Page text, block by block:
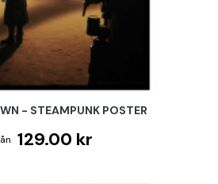
- STEAMPUNK POSTER
129.00 kr